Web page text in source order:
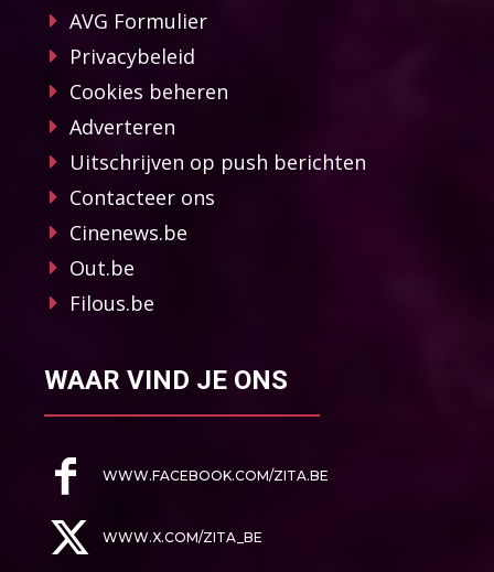
AVG Formulier
Privacybeleid
Cookies beheren
Adverteren
Uitschrijven op push berichten
Contacteer ons
Cinenews.be
Out.be
Filous.be
WAAR VIND JE ONS
WWW.FACEBOOK.COM/ZITA.BE
WWW.X.COM/ZITA_BE